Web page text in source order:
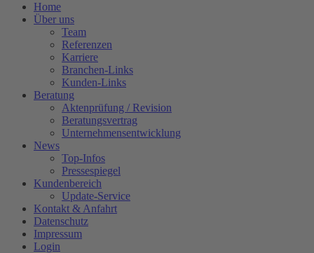
Home
Über uns
Team
Referenzen
Karriere
Branchen-Links
Kunden-Links
Beratung
Aktenprüfung / Revision
Beratungsvertrag
Unternehmensentwicklung
News
Top-Infos
Pressespiegel
Kundenbereich
Update-Service
Kontakt & Anfahrt
Datenschutz
Impressum
Login